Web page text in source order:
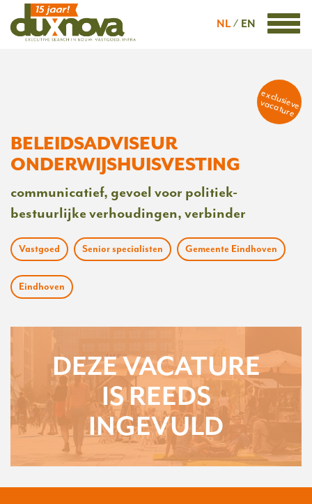
NL EN
exclusieve
vacature
BELEIDSADVISEUR
ONDERWIJSHUISVESTING
communicatief, gevoel voor politiek-
bestuurlijke verhoudingen, verbinder
Vastgoed Senior specialisten Gemeente Eindhoven
Eindhoven
DEZE VACATURE
IS REEDS
INGEVULD